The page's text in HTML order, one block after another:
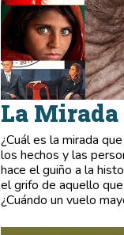
La Mirada
¿Cuál es la mirada
los hechos y las
hace el guiño a la
el grifo de aquello
¿Cuándo un vuelo